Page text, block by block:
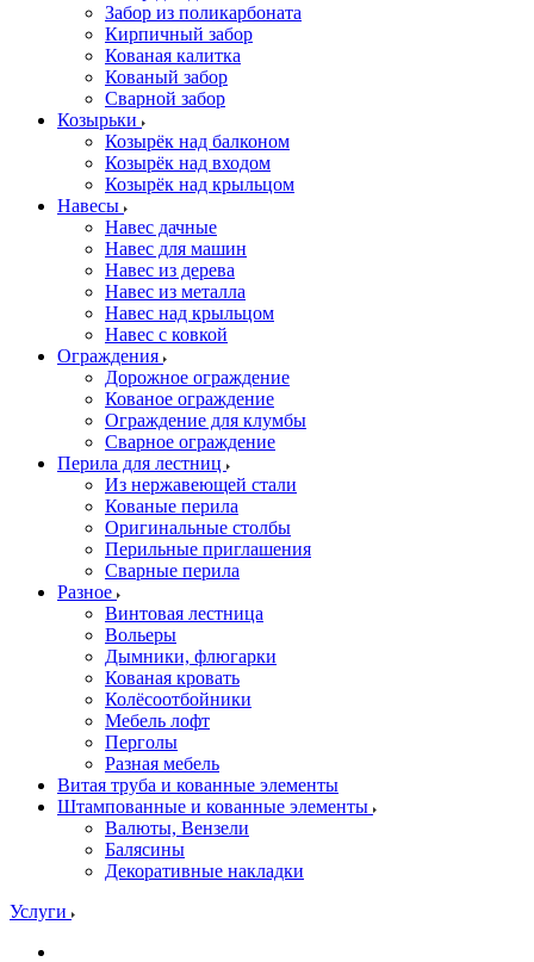
Забор из поликарбоната
Кирпичный забор
Кованая калитка
Кованый забор
Сварной забор
Козырьки
Козырёк над балконом
Козырёк над входом
Козырёк над крыльцом
Навесы
Навес дачные
Навес для машин
Навес из дерева
Навес из металла
Навес над крыльцом
Навес с ковкой
Ограждения
Дорожное ограждение
Кованое ограждение
Ограждение для клумбы
Сварное ограждение
Перила для лестниц
Из нержавеющей стали
Кованые перила
Оригинальные столбы
Перильные приглашения
Сварные перила
Разное
Винтовая лестница
Вольеры
Дымники, флюгарки
Кованая кровать
Колёсоотбойники
Мебель лофт
Перголы
Разная мебель
Витая труба и кованные элементы
Штампованные и кованные элементы
Валюты, Вензели
Балясины
Декоративные накладки
Услуги